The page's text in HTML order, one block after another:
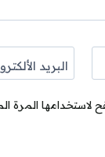
البريد
لاستخدامها المرة